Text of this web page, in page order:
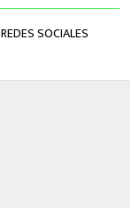
REDES SOCIALES